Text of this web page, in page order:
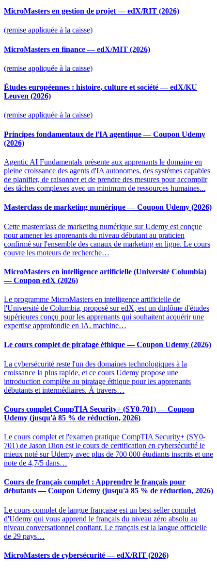
MicroMasters en gestion de projet — edX/RIT (2026)
(remise appliquée à la caisse)
MicroMasters en finance — edX/MIT (2026)
(remise appliquée à la caisse)
Études européennes : histoire, culture et société — edX/KU
Leuven (2026)
(remise appliquée à la caisse)
Principes fondamentaux de l'IA agentique — Coupon Udemy
(2026)
Agentic AI Fundamentals présente aux apprenants le domaine en
pleine croissance des agents d'IA autonomes, des systèmes capables
de planifier, de raisonner et de prendre des mesures pour accomplir
des tâches complexes avec un minimum de ressources humaines...
Masterclass de marketing numérique — Coupon Udemy (2026)
Cette masterclass de marketing numérique sur Udemy est conçue
pour amener les apprenants du niveau débutant au praticien
confirmé sur l'ensemble des canaux de marketing en ligne. Le cours
couvre les moteurs de recherche…
MicroMasters en intelligence artificielle (Université Columbia)
— Coupon edX (2026)
Le programme MicroMasters en intelligence artificielle de
l'Université de Columbia, proposé sur edX, est un diplôme d'études
supérieures conçu pour les apprenants qui souhaitent acquérir une
expertise approfondie en IA, machine…
Le cours complet de piratage éthique — Coupon Udemy (2026)
La cybersécurité reste l'un des domaines technologiques à la
croissance la plus rapide, et ce cours Udemy propose une
introduction complète au piratage éthique pour les apprenants
débutants et intermédiaires. À travers…
Cours complet CompTIA Security+ (SY0-701) — Coupon
Udemy (jusqu'à 85 % de réduction, 2026)
Le cours complet et l'examen pratique CompTIA Security+ (SY0-
701) de Jason Dion est le cours de certification en cybersécurité le
mieux noté sur Udemy avec plus de 700 000 étudiants inscrits et une
note de 4,7/5 dans…
Cours de français complet : Apprendre le français pour
débutants — Coupon Udemy (jusqu'à 85 % de réduction, 2026)
Le cours complet de langue française est un best-seller complet
d'Udemy qui vous apprend le français du niveau zéro absolu au
niveau conversationnel confiant. Le français est la langue officielle
de 29 pays…
MicroMasters de cybersécurité — edX/RIT (2026)